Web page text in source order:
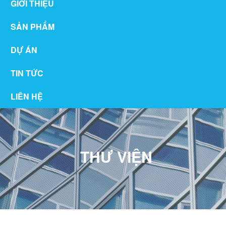
GIỚI THIỆU
SẢN PHẨM
DỰ ÁN
TIN TỨC
LIÊN HỆ
THƯ VIỆN